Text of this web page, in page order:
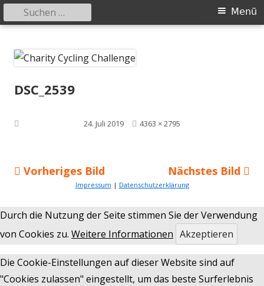
zum
Primäres
Menü
Suchen
nach:
DSC_2539
Veröffentlicht am24. Juli 2019
Volle
4363 × 2795
Vorheriges Bild Nächstes Bild
Impressum | Datenschutzerklärung
Durch die Nutzung der Seite stimmen Sie der Verwendung
von Cookies zu. Weitere Informationen Akzeptieren
Die Cookie-Einstellungen auf dieser Website sind auf
"Cookies zulassen" eingestellt, um das beste Surferlebnis